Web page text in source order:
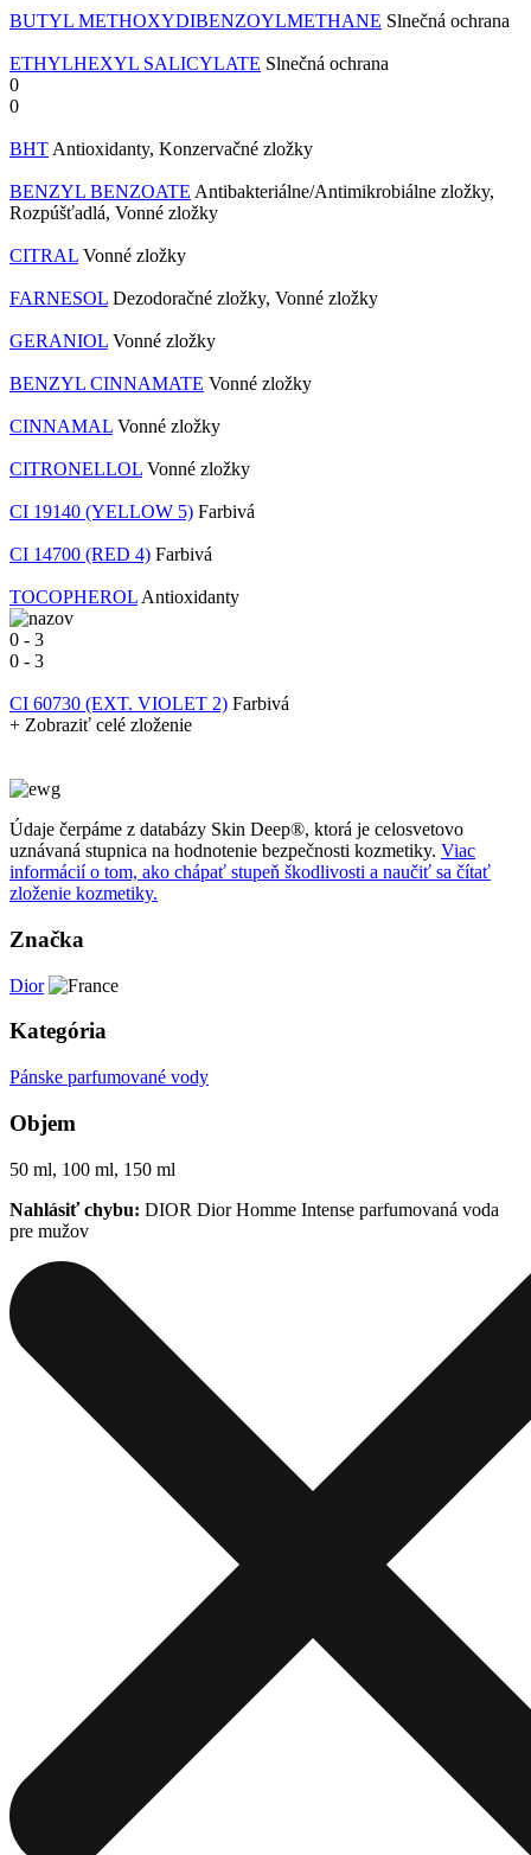
BUTYL METHOXYDIBENZOYLMETHANE Slnečná ochrana
ETHYLHEXYL SALICYLATE Slnečná ochrana
0
0
BHT Antioxidanty, Konzervačné zložky
BENZYL BENZOATE Antibakteriálne/Antimikrobiálne zložky,
Rozpúšťadlá, Vonné zložky
CITRAL Vonné zložky
FARNESOL Dezodoračné zložky, Vonné zložky
GERANIOL Vonné zložky
BENZYL CINNAMATE Vonné zložky
CINNAMAL Vonné zložky
CITRONELLOL Vonné zložky
CI 19140 (YELLOW 5) Farbivá
CI 14700 (RED 4) Farbivá
TOCOPHEROL Antioxidanty
0 - 3
0 - 3
CI 60730 (EXT. VIOLET 2) Farbivá
+ Zobraziť celé zloženie
Údaje čerpáme z databázy Skin Deep®, ktorá je celosvetovo
uznávaná stupnica na hodnotenie bezpečnosti kozmetiky. Viac
informácií o tom, ako chápať stupeň škodlivosti a naučiť sa čítať
zloženie kozmetiky.
Značka
Dior
Kategória
Pánske parfumované vody
Objem
50 ml, 100 ml, 150 ml
Nahlásiť chybu: DIOR Dior Homme Intense parfumovaná voda
pre mužov